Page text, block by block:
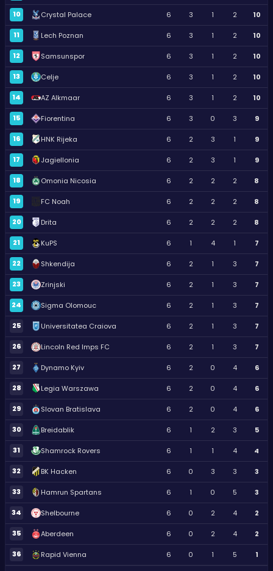
10 Crystal Palace 6 3 1 2 10
11 Lech Poznan 6 3 1 2 10
12 Samsunspor 6 3 1 2 10
13 Celje 6 3 1 2 10
14 AZ Alkmaar 6 3 1 2 10
15 Fiorentina 6 3 0 3 9
16 HNK Rijeka 6 2 3 1 9
17 Jagiellonia 6 2 3 1 9
18 Omonia Nicosia 6 2 2 2 8
19 FC Noah 6 2 2 2 8
20 Drita 6 2 2 2 8
21 KuPS 6 1 4 1 7
22 Shkendija 6 2 1 3 7
23 Zrinjski 6 2 1 3 7
24 Sigma Olomouc 6 2 1 3 7
25 Universitatea Craiova 6 2 1 3 7
26 Lincoln Red Imps FC 6 2 1 3 7
27 Dynamo Kyiv 6 2 0 4 6
28 Legia Warszawa 6 2 0 4 6
29 Slovan Bratislava 6 2 0 4 6
30 Breidablik 6 1 2 3 5
31 Shamrock Rovers 6 1 1 4 4
32 BK Hacken 6 0 3 3 3
33 Hamrun Spartans 6 1 0 5 3
34 Shelbourne 6 0 2 4 2
35 Aberdeen 6 0 2 4 2
36 Rapid Vienna 6 0 1 5 1